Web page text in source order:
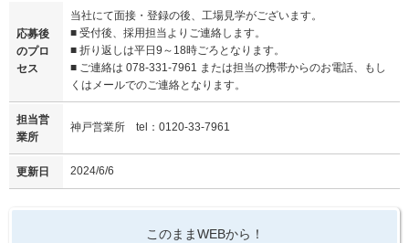
応募後
のプロ
セス
当社にて面接・登録の後、工場見学がございます。
■ 受付後、採用担当よりご連絡します。
■ 折り返しは平日9～18時ごろとなります。
■ ご連絡は 078-331-7961 または担当の携帯からのお電話、もし
くはメールでのご連絡となります。
担当営
業所
神戸営業所 tel：0120-33-7961
更新日 2024/6/6
このままWEBから！